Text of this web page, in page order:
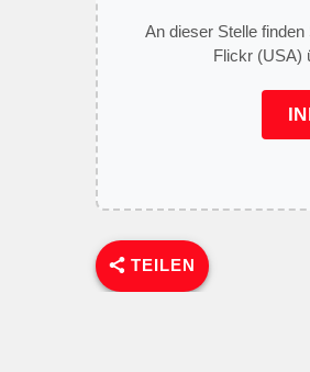
An dieser Stelle
Flickr (USA)
TEILEN